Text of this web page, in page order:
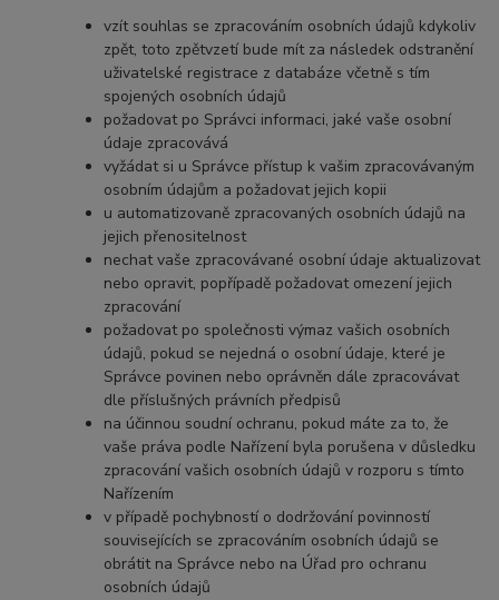
vzít souhlas se zpracováním osobních údajů kdykoliv
zpět, toto zpětvzetí bude mít za následek odstranění
uživatelské registrace z databáze včetně s tím
spojených osobních údajů
požadovat po Správci informaci, jaké vaše osobní
údaje zpracovává
vyžádat si u Správce přístup k vašim zpracovávaným
osobním údajům a požadovat jejich kopii
u automatizovaně zpracovaných osobních údajů na
jejich přenositelnost
nechat vaše zpracovávané osobní údaje aktualizovat
nebo opravit, popřípadě požadovat omezení jejich
zpracování
požadovat po společnosti výmaz vašich osobních
údajů, pokud se nejedná o osobní údaje, které je
Správce povinen nebo oprávněn dále zpracovávat
dle příslušných právních předpisů
na účinnou soudní ochranu, pokud máte za to, že
vaše práva podle Nařízení byla porušena v důsledku
zpracování vašich osobních údajů v rozporu s tímto
Nařízením
v případě pochybností o dodržování povinností
souvisejících se zpracováním osobních údajů se
obrátit na Správce nebo na Úřad pro ochranu
osobních údajů